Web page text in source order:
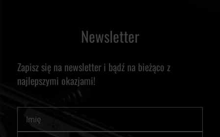
Newsletter
Zapisz się na newsletter i bądź na bieżąco z
najlepszymi okazjami!